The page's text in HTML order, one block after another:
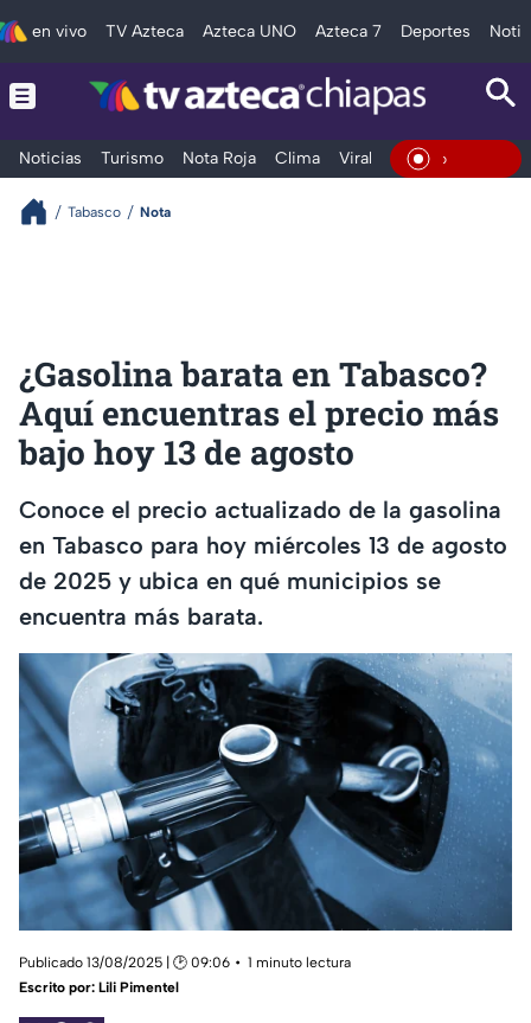
en vivo TV Azteca Azteca UNO Azteca 7 Deportes
Noticias Turismo Nota Roja Clima Viral y Tendencia En Vivo
Tabasco Nota
¿Gasolina barata en Tabasco?
Aquí encuentras el precio más
bajo hoy 13 de agosto
Conoce el precio actualizado de la gasolina
en Tabasco para hoy miércoles 13 de agosto
de 2025 y ubica en qué municipios se
encuentra más barata.
Publicado 13/08/2025 | 🕑 09:06
1 minuto lectura
Escrito por: Lili Pimentel